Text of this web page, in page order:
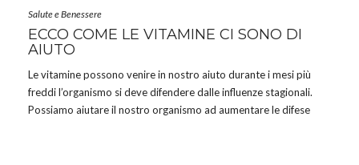
Salute e Benessere
ECCO COME LE VITAMINE CI SONO DI
AIUTO
Le vitamine possono venire in nostro aiuto durante i mesi più
freddi l’organismo si deve difendere dalle influenze stagionali.
Possiamo aiutare il nostro organismo ad aumentare le difese